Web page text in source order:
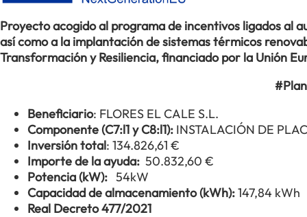
Proyecto acogido al programa de incentivos ligados al
así como a la implantación de sistemas térmicos
Transformación y Resiliencia, financiado por la Unión
Beneficiario: FLORES EL CALE S.L.
Componente (C7:l1 y C8:l1): INSTALACIÓN DE
Inversión total: 134.826,61 €
Importe de la ayuda: 50.832,60 €
Potencia (kW): 54kW
Capacidad de almacenamiento (kWh):147,84 kWh
Real Decreto 477/2021